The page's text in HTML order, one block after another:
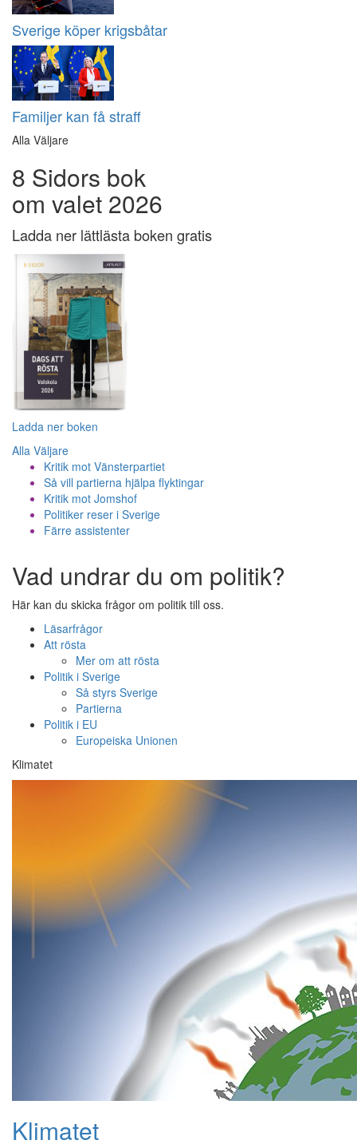
Sverige köper krigsbåtar
Familjer kan få straff
Alla Väljare
8 Sidors bok
om valet 2026
Ladda ner lättlästa boken gratis
Ladda ner boken
Alla Väljare
Kritik mot Vänsterpartiet
Så vill partierna hjälpa flyktingar
Kritik mot Jomshof
Politiker reser i Sverige
Färre assistenter
Vad undrar du om politik?
Här kan du skicka frågor om politik till oss.
Läsarfrågor
Att rösta
Mer om att rösta
Politik i Sverige
Så styrs Sverige
Partierna
Politik i EU
Europeiska Unionen
Klimatet
Klimatet